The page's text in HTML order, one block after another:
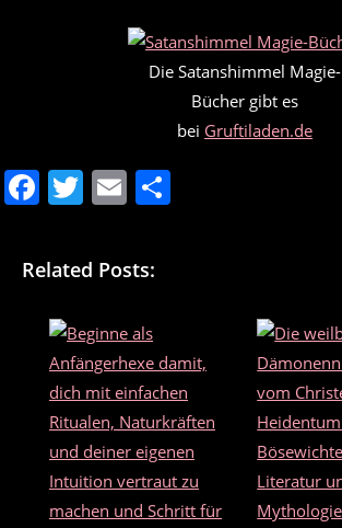
Die Satanshimmel Magie-
Bücher gibt es
bei Gruftiladen.de
F
c
e
b
o
o
k
T
itt
er
E
ai
l
Related Posts: